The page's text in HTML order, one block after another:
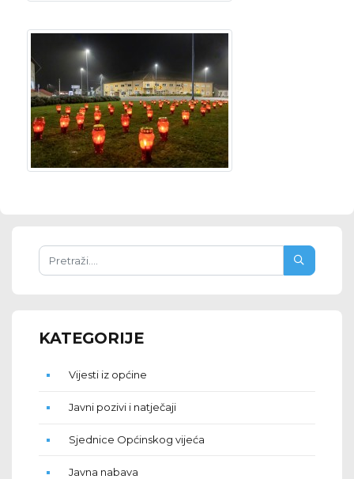
KATEGORIJE
Vijesti iz općine
Javni pozivi i natječaji
Sjednice Općinskog vijeća
Javna nabava